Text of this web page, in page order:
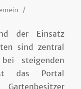
/
der Einsatz
sind zentral
steigenden
das Portal